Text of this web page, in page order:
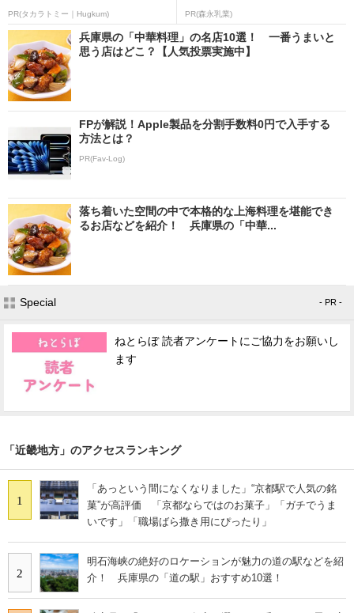
PR(タカラトミー｜Hugkum) PR(森永乳業)
兵庫県の「中華料理」の名店10選！ 一番うまいと
思う店はどこ？【人気投票実施中】
FPが解説！Apple製品を分割手数料0円で入手する
方法とは？
PR(Fav-Log)
落ち着いた空間の中で本格的な上海料理を堪能でき
るお店などを紹介！ 兵庫県の「中華...
Special - PR -
ねとらぼ 読者アンケートにご協力をお願いし
ます
「近畿地方」のアクセスランキング
1
「あっという間になくなりました」“京都駅で人気の銘
菓”が高評価 「京都ならではのお菓子」「ガチでうま
いです」「職場ばら撒き用にぴったり」
2
明石海峡の絶好のロケーションが魅力の道の駅などを紹
介！ 兵庫県の「道の駅」おすすめ10選！